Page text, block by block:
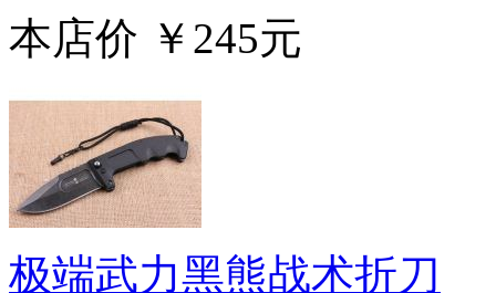
本店价 ￥245元
极端武力黑熊战术折刀